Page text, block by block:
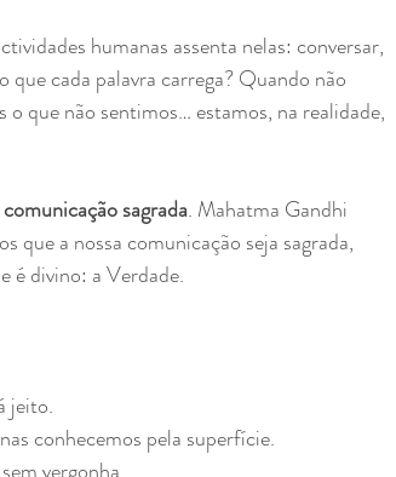
humanas assenta nelas: conversar,
cada palavra carrega? Quando não
que não sentimos… estamos, na realidade,
sagrada. Mahatma Gandhi
que a nossa comunicação seja sagrada,
é divino: a Verdade.
jeito.
conhecemos pela superfície.